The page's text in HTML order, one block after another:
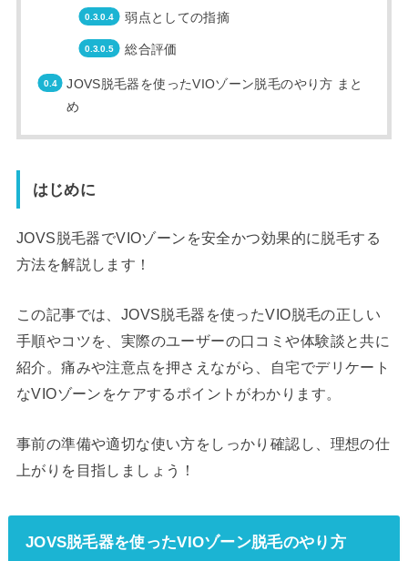
弱点としての指摘
総合評価
JOVS脱毛器を使ったVIOゾーン脱毛のやり方 まと
め
はじめに
JOVS脱毛器でVIOゾーンを安全かつ効果的に脱毛する
方法を解説します！
この記事では、JOVS脱毛器を使ったVIO脱毛の正しい
手順やコツを、実際のユーザーの口コミや体験談と共に
紹介。痛みや注意点を押さえながら、自宅でデリケート
なVIOゾーンをケアするポイントがわかります。
事前の準備や適切な使い方をしっかり確認し、理想の仕
上がりを目指しましょう！
JOVS脱毛器を使ったVIOゾーン脱毛のやり方